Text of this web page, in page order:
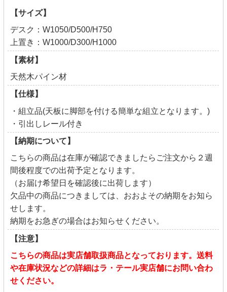
【サイズ】
デスク：W1050/D500/H750
上置き：W1000/D300/H1000
【素材】
天然木パイン材
【仕様】
・組立品(天板に脚部を付ける簡単な組立となります。)
・引出しレール付き
【納期について】
こちらの商品は在庫が確認できましたらご注文から２週
間後程度での出荷予定となります。
（お届け希望日を確認後に出荷します）
欠品中の商品につきましては、おおよその納期をお知ら
せします。
納期をお急ぎの場合はお知らせください。
【注意】
こちらの商品は実店舗取扱商品となっております。送料
や在庫状況などの詳細はラ・テール実店舗にお問い合わ
せください。